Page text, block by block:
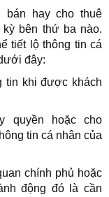
bán hay cho thuê
bên thứ ba nào.
tiết lộ thông tin cá
đây:
tin khi được khách
quyền hoặc cho
tin cá nhân của
chính phủ hoặc
động đó là cần